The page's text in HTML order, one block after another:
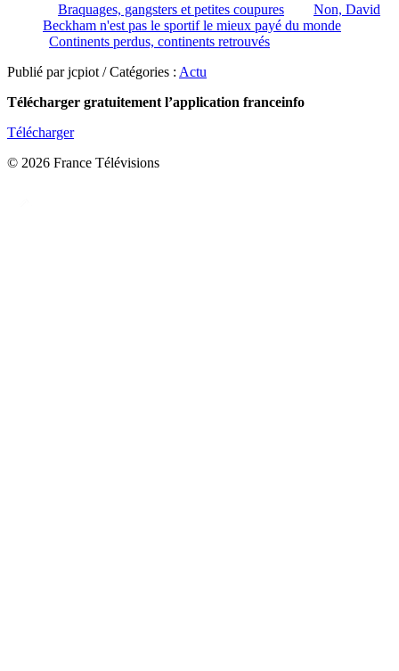
Braquages, gangsters et petites coupures
Non, David
Beckham n'est pas le sportif le mieux payé du monde
Continents perdus, continents retrouvés
Publié par jcpiot / Catégories : Actu
Télécharger gratuitement l’application franceinfo
Télécharger
© 2026 France Télévisions